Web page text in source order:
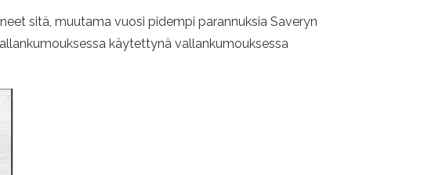
sitä, muutama vuosi pidempi parannuksia Saveryn
käytettynä vallankumouksessa